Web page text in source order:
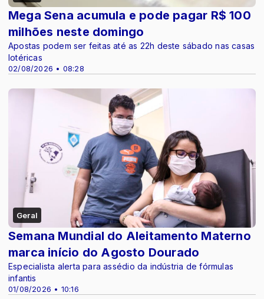
02/08/2026 • 08:28
Mega Sena acumula e pode pagar R$ 100
milhões neste domingo
Apostas podem ser feitas até as 22h deste sábado nas casas
lotéricas
Geral
01/08/2026 • 10:16
Semana Mundial do Aleitamento Materno
marca início do Agosto Dourado
Especialista alerta para assédio da indústria de fórmulas
infantis